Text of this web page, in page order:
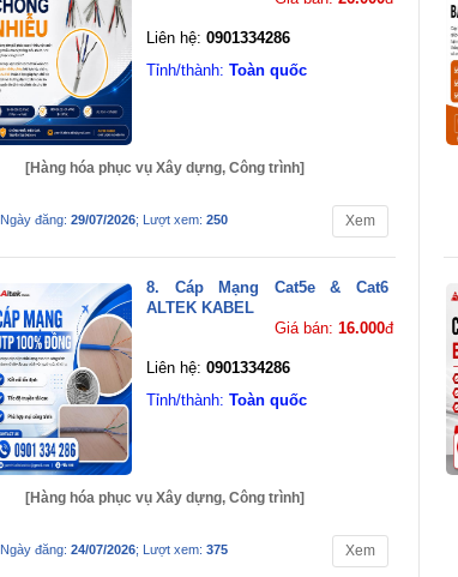
Liên hệ:0901334286
Tỉnh/thành:Toàn quốc
[Hàng hóa phục vụ Xây dựng, Công trình]
Ngày đăng:29/07/2026; Lượt xem:250 Xem
8. Cáp Mạng Cat5e & Cat6
ALTEK KABEL
Giá bán: 16.000đ
Liên hệ:0901334286
Tỉnh/thành:Toàn quốc
[Hàng hóa phục vụ Xây dựng, Công trình]
Ngày đăng:24/07/2026; Lượt xem:375 Xem